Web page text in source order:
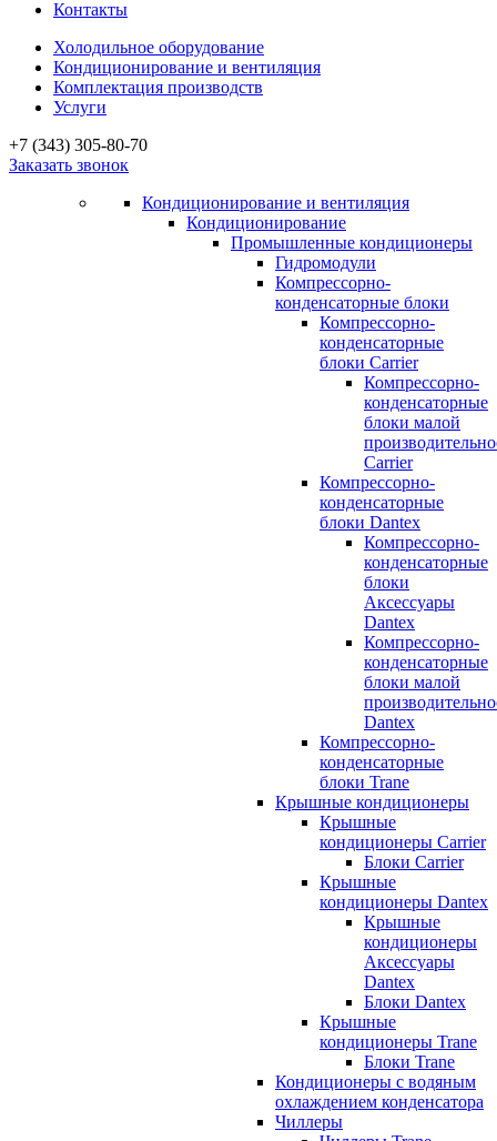
Контакты
Холодильное оборудование
Кондиционирование и вентиляция
Комплектация производств
Услуги
+7 (343) 305-80-70
Заказать звонок
Кондиционирование и вентиляция
Кондиционирование
Промышленные кондиционеры
Гидромодули
Компрессорно-
конденсаторные блоки
Компрессорно-
конденсаторные
блоки Carrier
Компрессорно-
конденсаторные
блоки малой
Carrier
Компрессорно-
конденсаторные
блоки Dantex
Компрессорно-
конденсаторные
блоки
Аксессуары
Dantex
Компрессорно-
конденсаторные
блоки малой
Dantex
Компрессорно-
конденсаторные
блоки Trane
Крышные кондиционеры
Крышные
кондиционеры Carrier
Блоки Carrier
Крышные
кондиционеры Dantex
Крышные
кондиционеры
Аксессуары
Dantex
Блоки Dantex
Крышные
кондиционеры Trane
Блоки Trane
Кондиционеры с водяным
охлаждением конденсатора
Чиллеры